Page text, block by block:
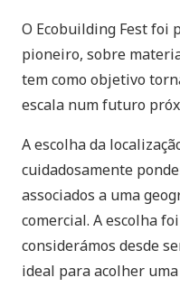
O Ecobuilding Fest foi
pioneiro, sobre
tem como objetivo
escala num futuro
A escolha da
cuidadosamente
associados a uma
comercial. A escolha
considerámos desde
ideal para acolher